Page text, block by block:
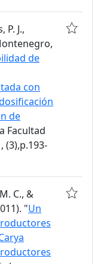
P. J.,
de
con
de
Facultad
(3),p.193-
C., &
"Un